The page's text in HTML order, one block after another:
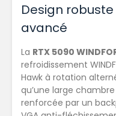
Design
avancé
La RTX 5090
refroidissement
Hawk à rotation
qu’une large
renforcée par un